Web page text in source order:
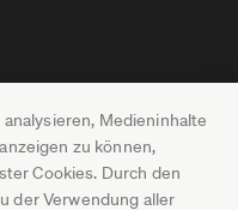
Medieninhalte
zu können,
Cookies. Durch den
der Verwendung aller